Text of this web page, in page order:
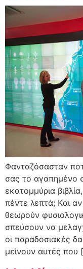
Φανταζόσασταν
σας το αγαπημένο
εκατομμύρια
πέντε λεπτά; Kαι αν
θεωρούν
σπεύσουν να
οι παραδοσιακές
μείνουν αυτές που